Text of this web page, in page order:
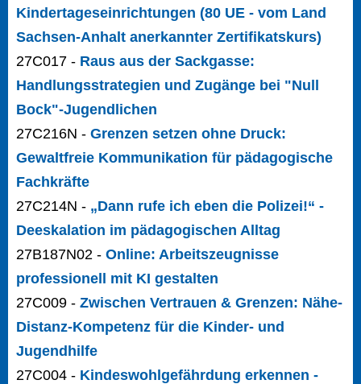
Kindertageseinrichtungen (80 UE - vom Land
Sachsen-Anhalt anerkannter Zertifikatskurs)
27C017 - Raus aus der Sackgasse:
Handlungsstrategien und Zugänge bei "Null
Bock"-Jugendlichen
27C216N - Grenzen setzen ohne Druck:
Gewaltfreie Kommunikation für pädagogische
Fachkräfte
27C214N - „Dann rufe ich eben die Polizei!“ -
Deeskalation im pädagogischen Alltag
27B187N02 - Online: Arbeitszeugnisse
professionell mit KI gestalten
27C009 - Zwischen Vertrauen & Grenzen: Nähe-
Distanz-Kompetenz für die Kinder- und
Jugendhilfe
27C004 - Kindeswohlgefährdung erkennen -